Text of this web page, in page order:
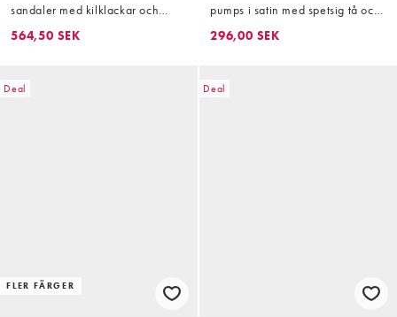
sandaler med kilklackar och
blommor i satin
564,50 SEK
pumps i satin med spetsig tå och
hög stilettklack
296,00 SEK
Deal
FLER FÄRGER
Deal